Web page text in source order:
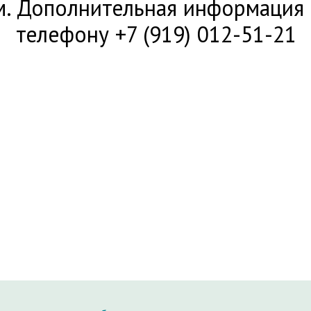
Дополнительная информация
телефону +7 (919) 012-51-21